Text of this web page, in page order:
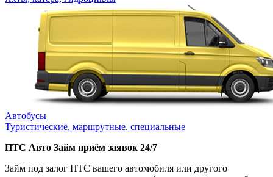
Автобусы
Туристические, маршрутные, специальные
ПТС Авто Займ приём заявок 24/7
Займ под залог ПТС вашего автомобиля или другого